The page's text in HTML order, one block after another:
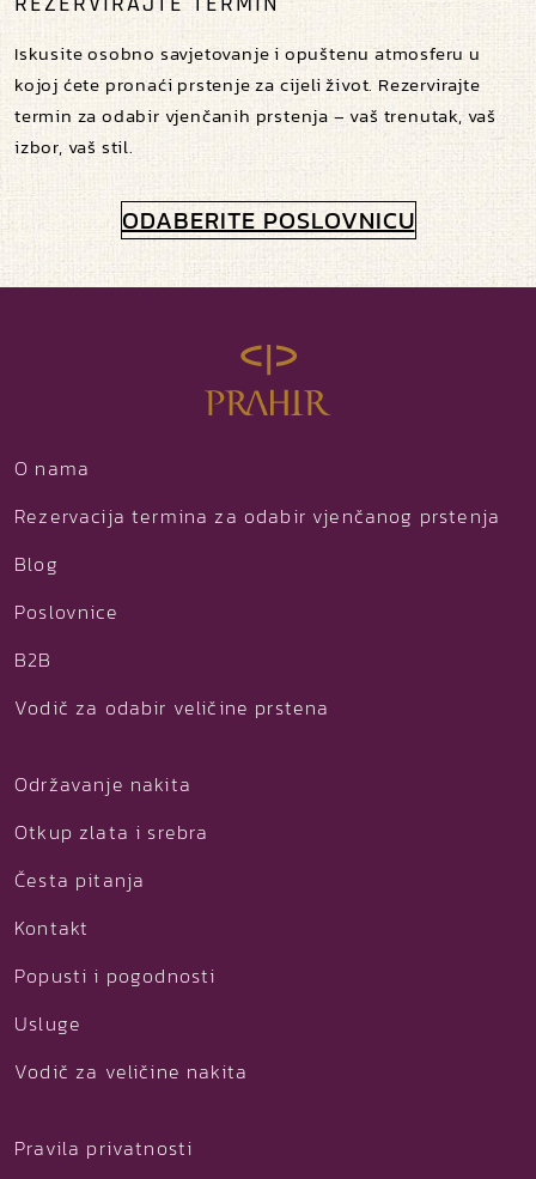
Iskusite osobno savjetovanje i opuštenu atmosferu u
kojoj ćete pronaći prstenje za cijeli život. Rezervirajte
termin za odabir vjenčanih prstenja – vaš trenutak, vaš
izbor, vaš stil.
ODABERITE POSLOVNICU
O nama
Rezervacija termina za odabir vjenčanog prstenja
Blog
Poslovnice
B2B
Vodič za odabir veličine prstena
Održavanje nakita
Otkup zlata i srebra
Česta pitanja
Kontakt
Popusti i pogodnosti
Usluge
Vodič za veličine nakita
Pravila privatnosti